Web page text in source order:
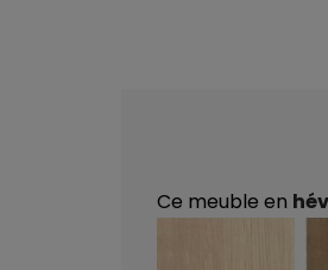
Ce meuble en